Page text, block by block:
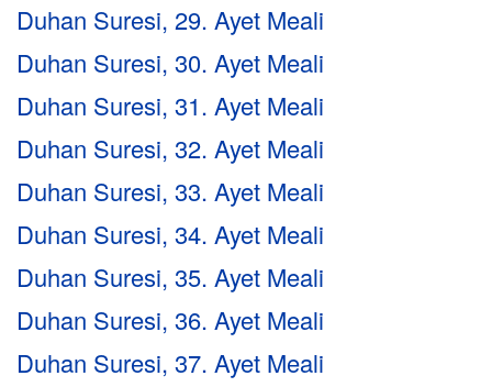
Duhan Suresi, 29. Ayet Meali
Duhan Suresi, 30. Ayet Meali
Duhan Suresi, 31. Ayet Meali
Duhan Suresi, 32. Ayet Meali
Duhan Suresi, 33. Ayet Meali
Duhan Suresi, 34. Ayet Meali
Duhan Suresi, 35. Ayet Meali
Duhan Suresi, 36. Ayet Meali
Duhan Suresi, 37. Ayet Meali